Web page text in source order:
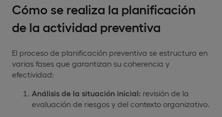
Cómo se realiza la planificación
de la actividad preventiva
El proceso de planificación preventiva se estructura en
varias fases que garantizan su coherencia y
efectividad:
Análisis de la situación inicial: revisión de la
evaluación de riesgos y del contexto organizativo.